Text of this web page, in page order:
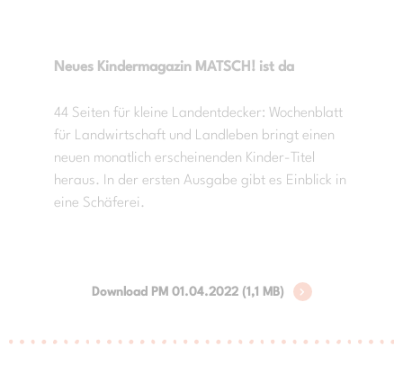
Neues Kindermagazin MATSCH! ist da
44 Seiten für kleine Landentdecker: Wochenblatt
für Landwirtschaft und Landleben bringt einen
neuen monatlich erscheinenden Kinder-Titel
heraus. In der ersten Ausgabe gibt es Einblick in
eine Schäferei.
Download PM 01.04.2022 (1,1 MB)